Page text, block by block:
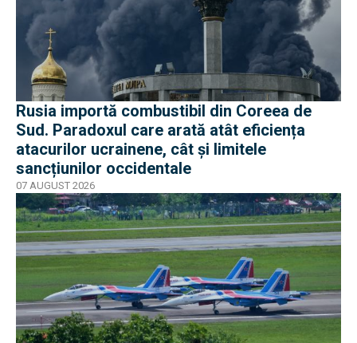
Rusia importă combustibil din Coreea de
Sud. Paradoxul care arată atât eficiența
atacurilor ucrainene, cât și limitele
sancțiunilor occidentale
07 AUGUST 2026